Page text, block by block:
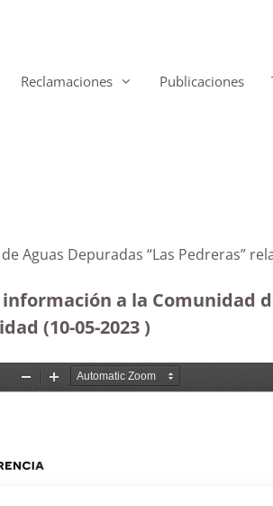
Reclamaciones Publicaciones
Aguas Depuradas “Las Pedreras”
a la Comunidad
(10-05-2023 )